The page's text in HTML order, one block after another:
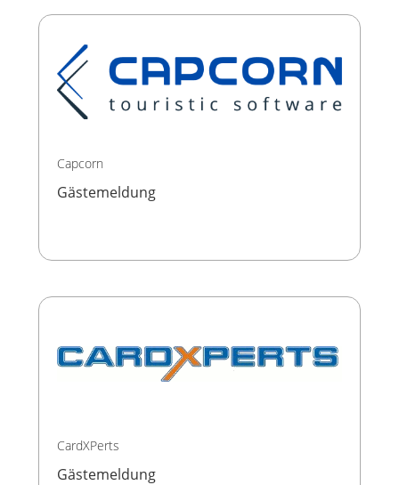
Capcorn
Gästemeldung
CardXPerts
Gästemeldung